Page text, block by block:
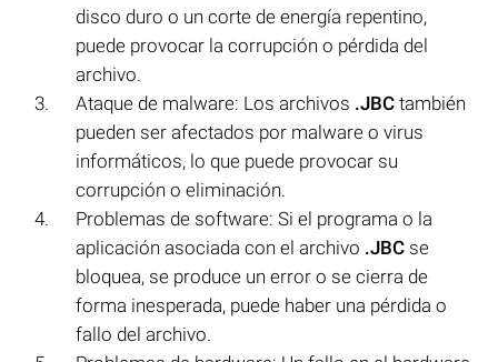
disco duro o un corte de energía repentino,
puede provocar la corrupción o pérdida del
archivo.
Ataque de malware: Los archivos .JBC también
pueden ser afectados por malware o virus
informáticos, lo que puede provocar su
corrupción o eliminación.
Problemas de software: Si el programa o la
aplicación asociada con el archivo .JBC se
bloquea, se produce un error o se cierra de
forma inesperada, puede haber una pérdida o
fallo del archivo.